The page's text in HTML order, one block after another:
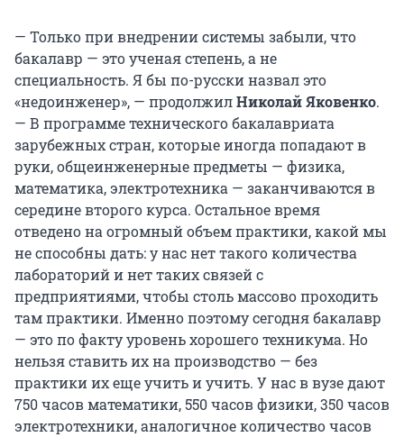
— Только при внедрении системы забыли, что
бакалавр — это ученая степень, а не
специальность. Я бы по-русски назвал это
«недоинженер», — продолжилНиколай Яковенко.
— В программе технического бакалавриата
зарубежных стран, которые иногда попадают в
руки, общеинженерные предметы — физика,
математика, электротехника — заканчиваются в
середине второго курса. Остальное время
отведено на огромный объем практики, какой мы
не способны дать: у нас нет такого количества
лабораторий и нет таких связей с
предприятиями, чтобы столь массово проходить
там практики. Именно поэтому сегодня бакалавр
— это по факту уровень хорошего техникума. Но
нельзя ставить их на производство — без
практики их еще учить и учить. У нас в вузе дают
750 часов математики, 550 часов физики, 350 часов
электротехники, аналогичное количество часов